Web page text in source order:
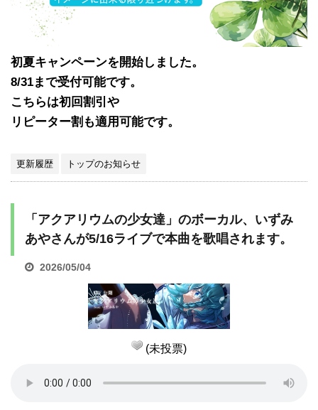
初夏キャンペーンを開始しました。
8/31まで受付可能です。
こちらは初回割引や
リピーター割も適用可能です。
更新履歴 トップのお知らせ
「アクアリウムの少女達」のボーカル、いずみ
あやさんが5/16ライブで本曲を歌唱されます。
2026/05/04
(未投票)